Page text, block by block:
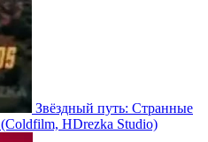
Звёздный путь: Странные
(Coldfilm, HDrezka Studio)